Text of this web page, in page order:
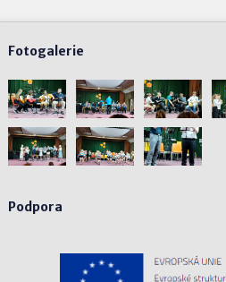
Fotogalerie
Podpora